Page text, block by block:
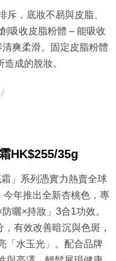
斥，底妝不易與皮脂、
吸收皮脂粉體 – 能吸收
爽柔滑。固定皮脂粉體
成的脫妝。
HK$255/35g
」系列憑實力熱賣全球
年推出全新杏桃色，專
曬×持妝」3合1功效。
有效改善暗沉與色斑，
「水玉光」。配合品牌